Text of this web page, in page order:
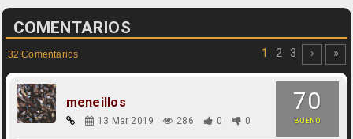
COMENTARIOS
32 Comentarios 1 2 3 › »
70
BUENO
meneillos
13 Mar 2019 286 0 0